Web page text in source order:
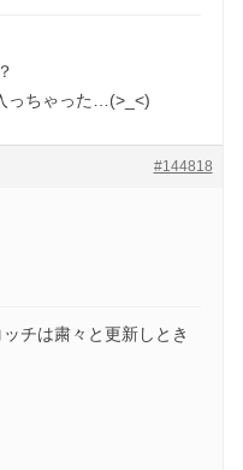
っちゃった…(>_<)
#144818
チは粛々と更新しとき